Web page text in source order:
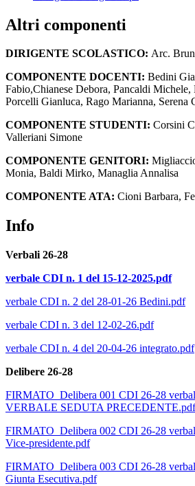
Altri componenti
DIRIGENTE SCOLASTICO: Arc.
COMPONENTE DOCENTI: Bedini
Fabio,Chianese Debora, Pancaldi Michele,
Porcelli Gianluca, Rago Marianna, Serena
COMPONENTE STUDENTI: Corsini
Valleriani Simone
COMPONENTE GENITORI:
Monia, Baldi Mirko, Managlia Annalisa
COMPONENTE ATA: Cioni Barbara,
Info
Verbali 26-28
verbale CDI n. 1 del 15-12-2025.pdf
verbale CDI n. 2 del 28-01-26 Bedini.pdf
verbale CDI n. 3 del 12-02-26.pdf
verbale CDI n. 4 del 20-04-26 integrato.pdf
Delibere 26-28
FIRMATO_Delibera 001 CDI 26-28
VERBALE SEDUTA PRECEDENTE.pdf
FIRMATO_Delibera 002 CDI 26-28
Vice-presidente.pdf
FIRMATO_Delibera 003 CDI 26-28
Giunta Esecutiva.pdf